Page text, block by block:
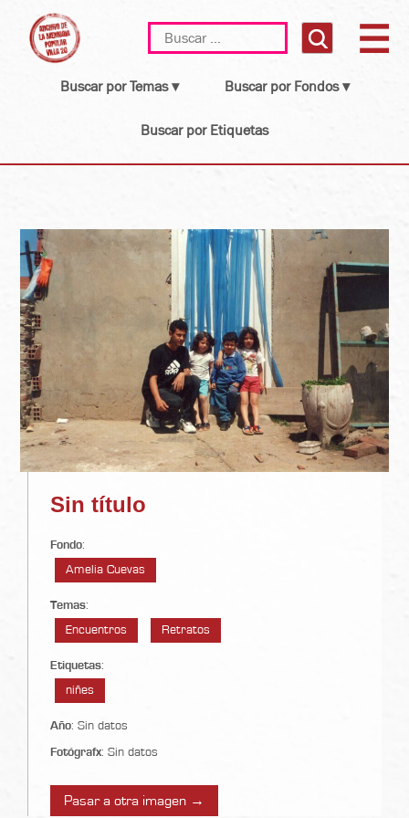
content
Buscar:
Buscar por Temas ▾ Buscar por Fondos ▾
Buscar por Etiquetas
Sin título
Fondo:
Amelia Cuevas
Temas:
Encuentros
Retratos
Etiquetas:
niñes
Año: Sin datos
Fotógrafx: Sin datos
Pasar a otra imagen →